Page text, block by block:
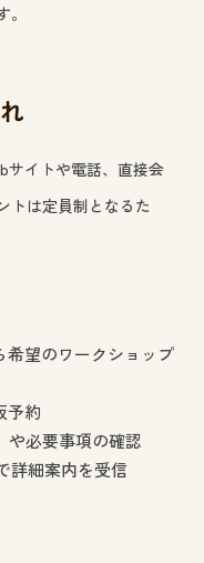
サイトや電話、直接会
トは定員制となるた
希望のワークショップ
予約
や必要事項の確認
詳細案内を受信